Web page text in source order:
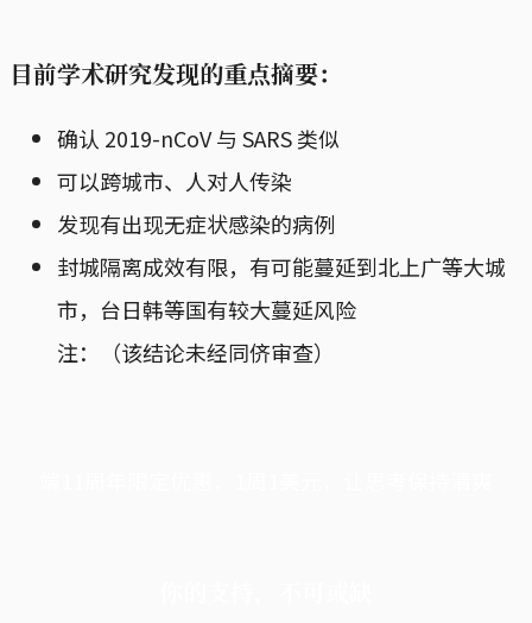
目前学术研究发现的重点摘要：
确认 2019-nCoV 与 SARS 类似
可以跨城市、人对人传染
发现有出现无症状感染的病例
封城隔离成效有限，有可能蔓延到北上广等大城
市，台日韩等国有较大蔓延风险
注：（该结论未经同侪审查）